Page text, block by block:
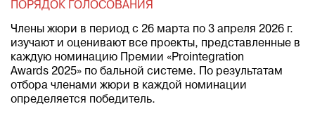
ПОРЯДОК ГОЛОСОВАНИЯ
Члены жюри в период с 26 марта по 3 апреля 2026 г.
изучают и оценивают все проекты, представленные в
каждую номинацию Премии «Prointegration
Awards 2025» по бальной системе. По результатам
отбора членами жюри в каждой номинации
определяется победитель.